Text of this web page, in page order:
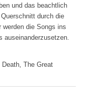
und das beachtlich
durch die
die Songs ins
auseinanderzusetzen.
The Great